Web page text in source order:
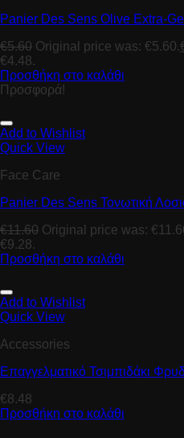
Panier Des Sens Olive Extra-
€5.60 Original price was: €5.60.
€4.48.
Προσθήκη στο καλάθι
Προσφορά!
Add to Wishlist
Quick View
Face Care
Panier Des Sens Toνωτική
€11.60 Original price was:
€9.28.
Προσθήκη στο καλάθι
Add to Wishlist
Quick View
Accessories
Επαγγελματικό Τσιμπιδάκι
€8.48
Προσθήκη στο καλάθι